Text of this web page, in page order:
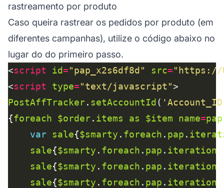
rastreamento por produto
Caso queira rastrear os pedidos por produto (em
diferentes campanhas), utilize o código abaixo no
lugar do do primeiro passo.
<script id="pap_x2s6df8d" src="https://
<script type="text/javascript"
PostAffTracker. setAccountId(
{foreach $order. items as $item name=pap
var sale{$smarty . foreach . pap .
sale{$smarty . foreach . pap . iteration
sale{$smarty . foreach . pap . iteration
sale{$smarty . foreach . pap . iteration